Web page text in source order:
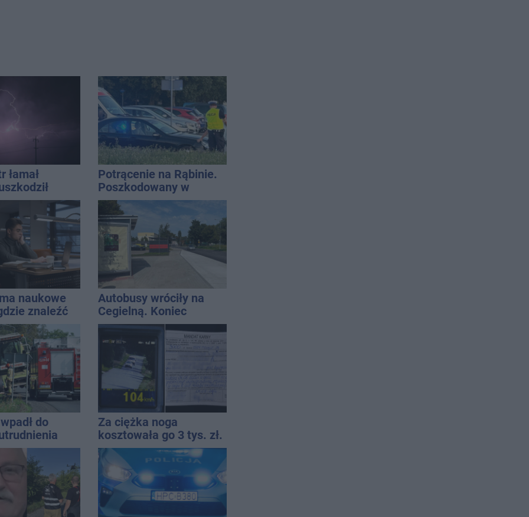
łamał
koniec
Potrącenie na Rąbinie.
Poszkodowany w
szpitalu
naukowe
znaleźć
Autobusy wróciły na
Cegielną. Koniec
remontu zatok
do
Za ciężka noga
kosztowała go 3 tys. zł.
Do tego 13 punktów